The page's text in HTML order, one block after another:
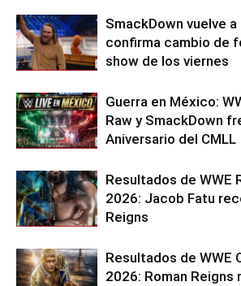
SmackDown vuelve a
confirma cambio de
show de los viernes
Guerra en México:
Raw y SmackDown
Aniversario del CMLL
Resultados de WWE
2026: Jacob Fatu
Reigns
Resultados de WWE
2026: Roman Reigns